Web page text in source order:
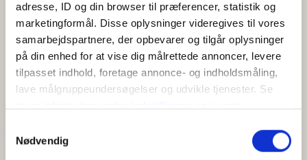
adresse, ID og din browser til præferencer, statistik og
marketingformål. Disse oplysninger videregives til vores
samarbejdspartnere, der opbevarer og tilgår oplysninger
på din enhed for at vise dig målrettede annoncer, levere
tilpasset indhold, foretage annonce- og indholdsmåling,
lave målgruppeundersøgelser og udvikle tjenester. Se
tilbage eller ændre indstillinger fra vores
"Cookiedeklaration", eller ved at trykke på "Privacy
Nødvendig
Townhouses with nice décor and lovely terraces.
Entrance hall with kitchen. From the entrance hall
there is an entrance to the bathroom. The entrance
hall leads on to the living room, which is furnished with
a large corner sofa, TV, armchair and dining table for
4 people. From the living room there is an entrance to
the two bedrooms. One bedroom is furnished with a
double bed, while the other bedroom has two single
Show more
AMENITIES